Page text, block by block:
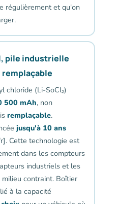
régulièrement et qu'on
pile industrielle
chloride (Li-SoCl₂)
500 mAh, non
remplaçable.
jusqu'à 10 ans
Cette technologie est
dans les compteurs
industriels et les
contraint. Boîtier
à la capacité